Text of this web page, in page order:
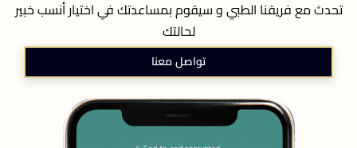
تحدث مع فريقنا الطبي و سيقوم بمساعدتك في اختيار أنسب خبير
لحالتك
تواصل معنا